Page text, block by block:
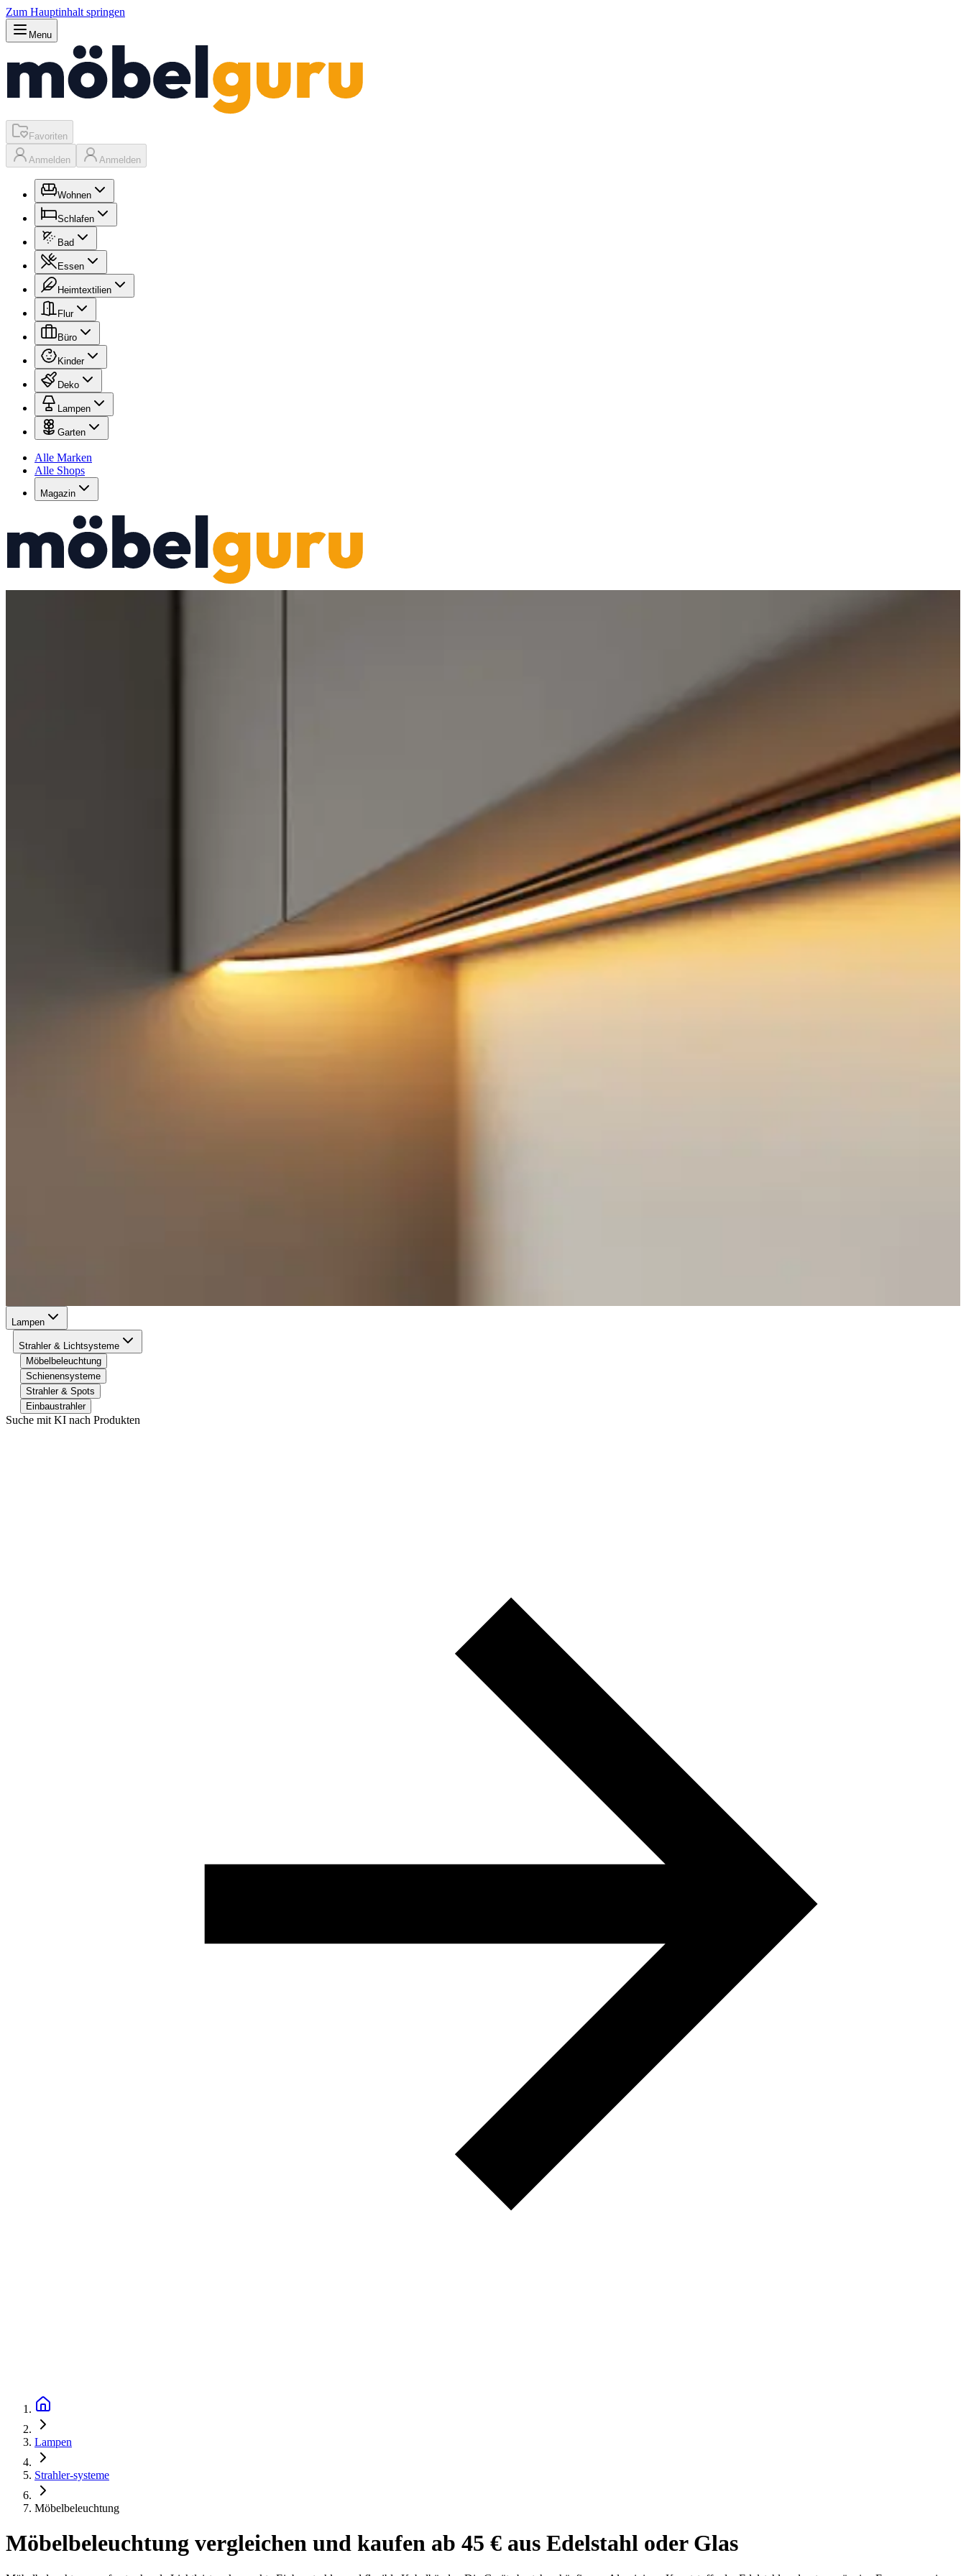
Zum Hauptinhalt springen
Menu
Favoriten
Anmelden Anmelden
Wohnen
Schlafen
Bad
Essen
Heimtextilien
Flur
Büro
Kinder
Deko
Lampen
Garten
Alle Marken
Alle Shops
Magazin
Lampen
Strahler & Lichtsysteme
Möbelbeleuchtung
Schienensysteme
Strahler & Spots
Einbaustrahler
Suche mit KI nach Produkten
Lampen
Strahler-systeme
Möbelbeleuchtung
Möbelbeleuchtung vergleichen und kaufen ab 45 € aus Edelstahl oder Glas